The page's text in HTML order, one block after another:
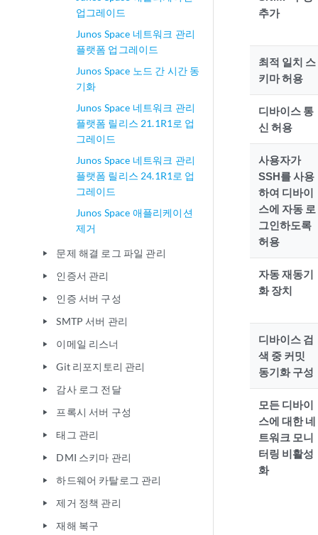
업그레이드
Junos Space 네트워크 관리
플랫폼 업그레이드
Junos Space 노드 간 시간 동
기화
Junos Space 네트워크 관리
플랫폼 릴리스 21.1R1로 업
그레이드
Junos Space 네트워크 관리
플랫폼 릴리스 24.1R1로 업
그레이드
Junos Space 애플리케이션
제거
play_arrow 문제 해결 로그 파일 관리
play_arrow 인증서 관리
play_arrow 인증 서버 구성
play_arrow SMTP 서버 관리
play_arrow 이메일 리스너
play_arrow Git 리포지토리 관리
play_arrow 감사 로그 전달
play_arrow 프록시 서버 구성
play_arrow 태그 관리
play_arrow DMI 스키마 관리
play_arrow 하드웨어 카탈로그 관리
play_arrow 제거 정책 관리
play_arrow 재해 복구
추가
최적 일치 스
키마 허용
디바이스 통
신 허용
사용자가
SSH를 사용
하여 디바이
스에 자동 로
그인하도록
허용
자동 재동기
화 장치
디바이스 검
색 중 커밋
동기화 구성
모든 디바이
스에 대한 네
트워크 모니
터링 비활성
화